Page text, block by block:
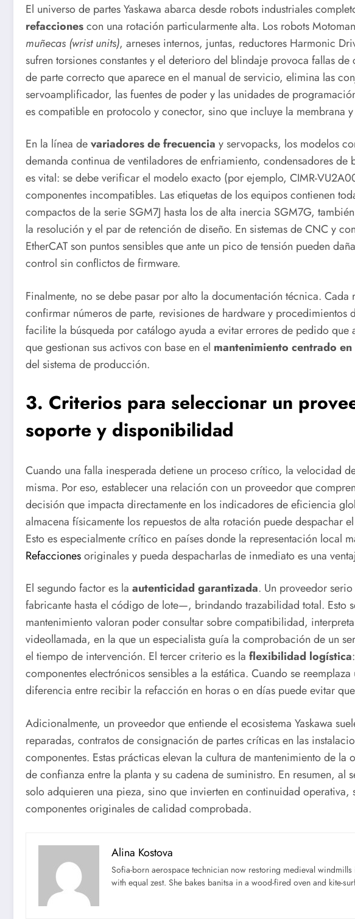
El universo de partes Yaskawa abarca desde robots industriales
refaccionescon una rotación particularmente alta. Los robots
muñecas (wrist units), arneses internos, juntas, reductores Harmonic
sufren torsiones constantes y el deterioro del blindaje provoca fallas
de parte correcto que aparece en el manual de servicio, elimina las
servoamplificador, las fuentes de poder y las unidades de
es compatible en protocolo y conector, sino que incluye la membrana
En la línea devariadores de frecuencia y servopacks, los modelos
demanda continua de ventiladores de enfriamiento, condensadores
es vital: se debe verificar el modelo exacto (por ejemplo, CIMR-
componentes incompatibles. Las etiquetas de los equipos contienen
compactos de la serie SGM7J hasta los de alta inercia SGM7G,
la resolución y el par de retención de diseño. En sistemas de CNC y
EtherCAT son puntos sensibles que ante un pico de tensión pueden
control sin conflictos de firmware.
Finalmente, no se debe pasar por alto la documentación técnica.
confirmar números de parte, revisiones de hardware y
facilite la búsqueda por catálogo ayuda a evitar errores de pedido
que gestionan sus activos con base en el mantenimiento centrado
del sistema de producción.
3. Criterios para seleccionar un
soporte y disponibilidad
Cuando una falla inesperada detiene un proceso crítico, la velocidad
misma. Por eso, establecer una relación con un proveedor que
decisión que impacta directamente en los indicadores de eficiencia
almacena físicamente los repuestos de alta rotación puede
Esto es especialmente crítico en países donde la representación local
Refaccionesoriginales y pueda despacharlas de inmediato es una
El segundo factor es la autenticidad garantizada. Un proveedor
fabricante hasta el código de lote—, brindando trazabilidad total. Esto
mantenimiento valoran poder consultar sobre compatibilidad,
videollamada, en la que un especialista guía la comprobación de un
el tiempo de intervención. El tercer criterio es la flexibilidad logística
componentes electrónicos sensibles a la estática. Cuando se
diferencia entre recibir la refacción en horas o en días puede evitar
Adicionalmente, un proveedor que entiende el ecosistema Yaskawa
reparadas, contratos de consignación de partes críticas en las
componentes. Estas prácticas elevan la cultura de mantenimiento de
de confianza entre la planta y su cadena de suministro. En resumen,
solo adquieren una pieza, sino que invierten en continuidad
componentes originales de calidad comprobada.
Alina Kostova
Sofia-born aerospace technician now restoring medieval
with equal zest. She bakes banitsa in a wood-fired oven and kite-